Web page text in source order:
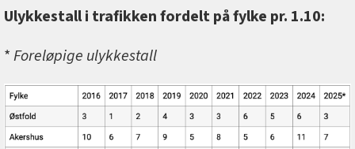
Ulykkestall i trafikken fordelt på fylke pr. 1.10:
*Foreløpige ulykkestall